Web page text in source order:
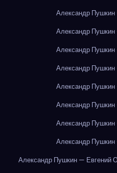
Александр
Александр
Александр
Александр
Александр
Александр
Александр
Александр
Александр Пушкин — Евгений